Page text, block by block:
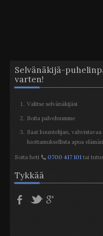
Selvänäkijä-
varten!
Valitse selvänäkijäsi
Soita palveluumme
Saat kuuntelijan,
luottamuksellista apua
Soita heti 0700 417 101tai
Tykkää